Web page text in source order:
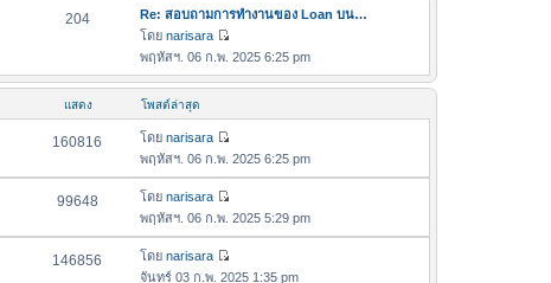
อ
ว
า
ล่
สุ
ด
204
Re: สอบถามการทำงานของ Loan บน…
โดย narisara
ดู
ข้
อ
า
ม
า
สุ
พฤหัสฯ. 06 ก.พ. 2025 6:25 pm
แสดง โพสต์ล่าสุด
160816 โดย narisara
ดู
ข้
ค
ว
พฤหัสฯ. 06 ก.พ. 2025 6:25 pm
99648 โดย narisara
ดู
ข้
ค
พฤหัสฯ. 06 ก.พ. 2025 5:29 pm
146856 โดย narisara
ดู
จันทร์ 03 ก.พ. 2025 1:35 pm